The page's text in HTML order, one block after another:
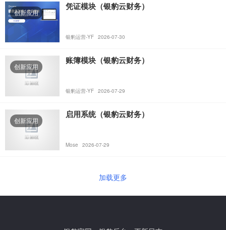
创新应用
凭证模块（银豹云财务）
银豹运营-YF 2026-07-30
创新应用
账簿模块（银豹云财务）
银豹运营-YF 2026-07-29
创新应用
启⽤系统（银豹云财务）
Mose 2026-07-29
加载更多